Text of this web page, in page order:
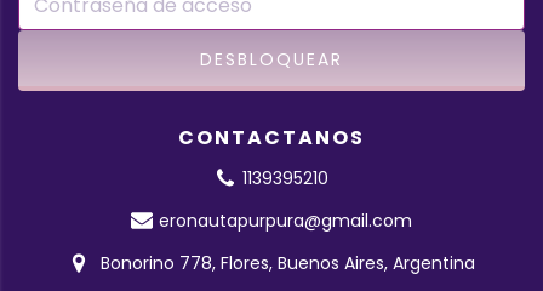
CONTACTANOS
1139395210
eronautapurpura@gmail.com
Bonorino 778, Flores, Buenos Aires, Argentina